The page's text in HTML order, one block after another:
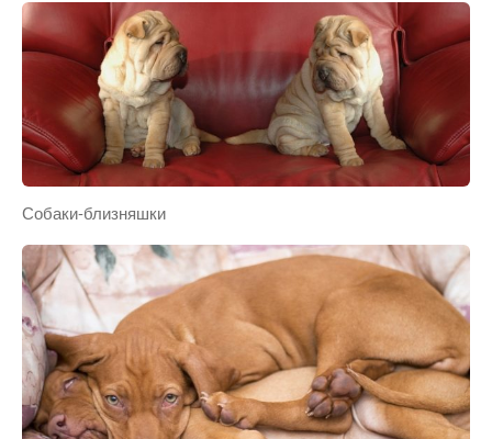
Собаки-близняшки